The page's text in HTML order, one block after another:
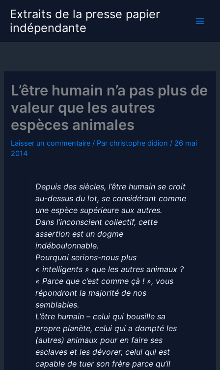
contenu
Extraits de la presse papier
indépendante
L’être humain n’a pas plus de
valeur que les autres
espèces animales
Laisser un commentaire / Parchristophe didion / 26 mai
2014
Depuis des siècles, l’être humain se croit
au-dessus du lot, se considérant comme
une espèce supérieure aux autres.
Dans l’inconscient collectif, cette
assertion est un dogme
indéboulonnable.
Pourquoi serions-nous plus
« intelligents » que les autres animaux ?
« Parce que c’est comme çà ! », vous
répondront la majorité de nos
semblables.
L’être humain – celui qui bousille sa
propre planète, celui qui a dompté les
(autres) animaux pour en faire ses
esclaves et les dévorer, celui qui est
capable de tuer son frère parce qu’il